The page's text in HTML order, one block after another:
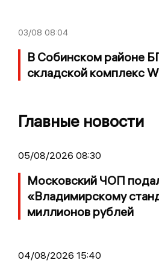
03/08 08:04
В Собинском районе
складской комплекс
Главные новости
05/08/2026 08:30
Московский ЧОП
«Владимирскому
миллионов рублей
04/08/2026 15:40